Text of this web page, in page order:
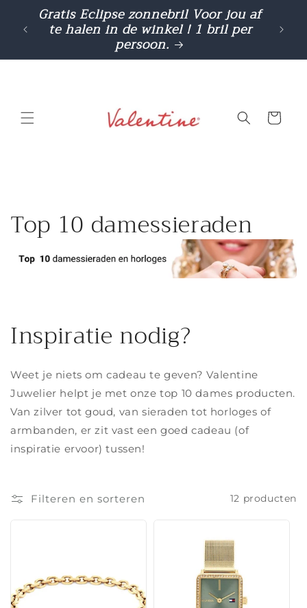
naar de
content
Gratis Eclipse zonnebril Voor jou af
te halen in de winkel ! 1 bril per
persoon.
C
o
e
c
t
i
e
Top 10 damessieraden
Inspiratie nodig?
Weet je niets om cadeau te geven? Valentine
Juwelier helpt je met onze top 10 dames producten.
Van zilver tot goud, van sieraden tot horloges of
armbanden, er zit vast een goed cadeau (of
inspiratie ervoor) tussen!
Filteren en sorteren 12 producten